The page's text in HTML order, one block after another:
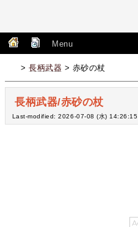
Menu
>長柄武器 > 赤砂の杖
長柄武器/赤砂の杖
Last-modified: 2026-07-08 (水) 14:26:15